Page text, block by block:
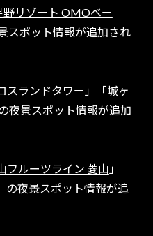
リゾート OMOベー
スポット情報が追加され
スランドタワー 」「城ヶ
夜景スポット情報が追加
フルーツライン 菱山 」
の夜景スポット情報が追